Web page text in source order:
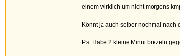
einem wirklich um nicht morgens
Könnt ja auch selber nochmal nach
P.s. Habe 2 kleine Minni brezeln